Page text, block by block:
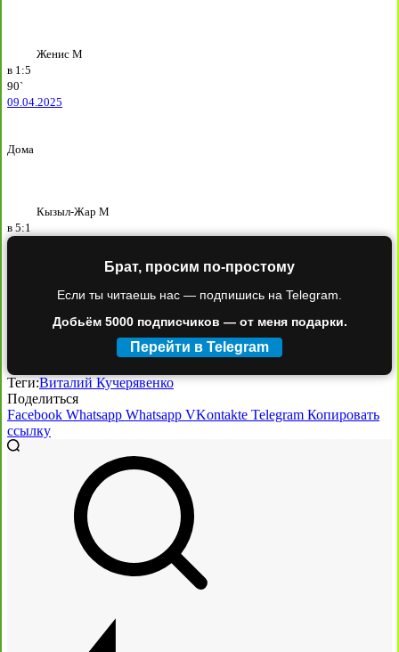
Женис М
в 1:5
90`
09.04.2025
Дома
Кызыл-Жар М
в 5:1
Брат, просим по-простому
Если ты читаешь нас — подпишись на Telegram.
Добьём 5000 подписчиков — от меня подарки.
Перейти в Telegram
Теги:Виталий Кучерявенко
Поделиться
Facebook Whatsapp Whatsapp VKontakte Telegram Копировать
ссылку